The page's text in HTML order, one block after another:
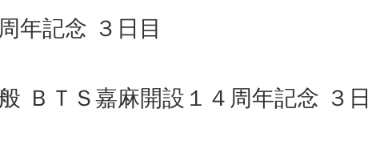
年記念 ３日目
ＴＳ嘉麻開設１４周年記念 ３日